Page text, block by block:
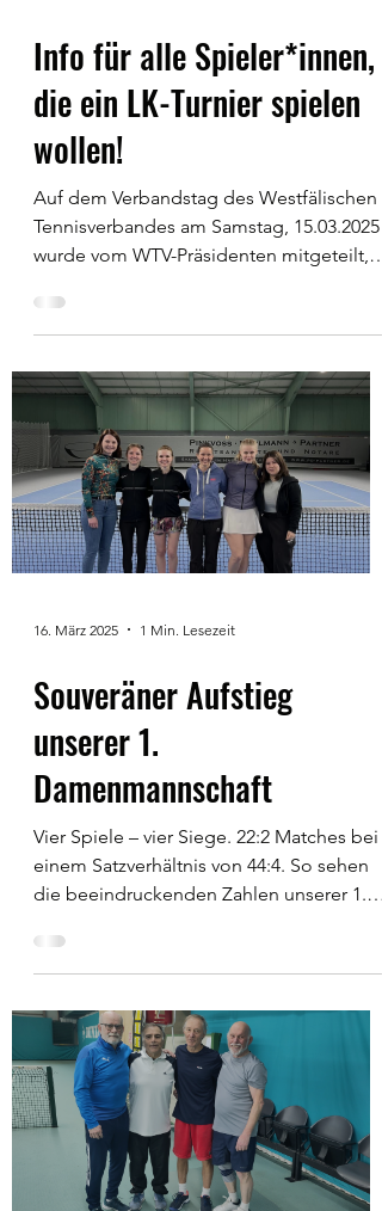
18. März 2025 1 Min. Lesezeit
Info für alle Spieler*innen,
die ein LK-Turnier spielen
wollen!
Auf dem Verbandstag des Westfälischen
Tennisverbandes am Samstag, 15.03.2025
16. März 2025 1 Min. Lesezeit
Souveräner Aufstieg
unserer 1.
Damenmannschaft
Vier Spiele – vier Siege. 22:2 Matches bei
einem Satzverhältnis von 44:4. So sehen